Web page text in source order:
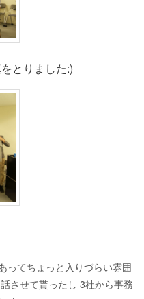
とりました:)
ってちょっと入りづらい雰囲
させて貰ったし 3社から事務